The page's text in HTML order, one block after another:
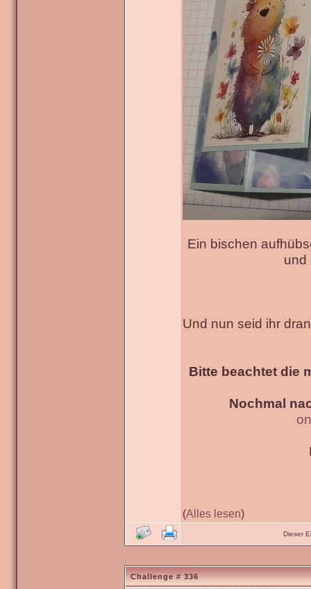
Ein bischen
und
Und nun seid ihr
Bitte beachtet die
Nochmal
(Alles lesen)
Dieser
Challenge # 336